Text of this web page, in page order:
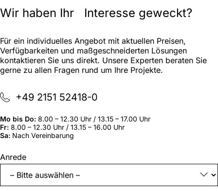
Wir haben Ihr Interesse geweckt?
Für ein individuelles Angebot mit aktuellen Preisen,
Verfügbarkeiten und maßgeschneiderten Lösungen
kontaktieren Sie uns direkt. Unsere Experten beraten Sie
gerne zu allen Fragen rund um Ihre Projekte.
+49 2151 52418-0
Mo bis Do: 8.00 – 12.30 Uhr / 13.15 – 17.00 Uhr
Fr: 8.00 – 12.30 Uhr / 13.15 – 16.00 Uhr
Sa: Nach Vereinbarung
„*“
zeigt
erforderliche
Felder
Anrede